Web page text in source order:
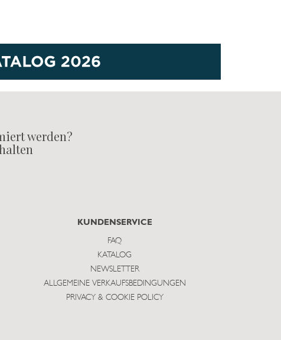
werden?
KUNDENSERVICE
FAQ
KATALOG
NEWSLETTER
ALLGEMEINE VERKAUFSBEDINGUNGEN
PRIVACY & COOKIE POLICY